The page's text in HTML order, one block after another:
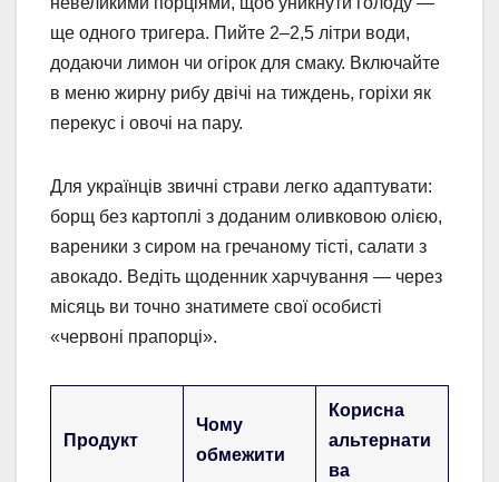
ще одного тригера. Пийте 2–2,5 літри води,
додаючи лимон чи огірок для смаку. Включайте
в меню жирну рибу двічі на тиждень, горіхи як
перекус і овочі на пару.
Для українців звичні страви легко адаптувати:
борщ без картоплі з доданим оливковою олією,
вареники з сиром на гречаному тісті, салати з
авокадо. Ведіть щоденник харчування — через
місяць ви точно знатимете свої особисті
«червоні прапорці».
Продукт
Чому
обмежити
Корисна
альтернати
ва